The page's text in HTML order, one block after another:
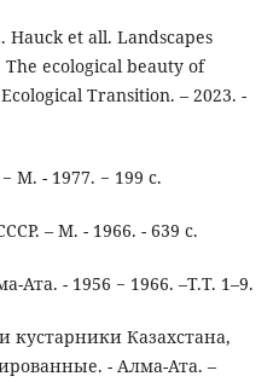
Hauck et all. Landscapes
ecological beauty of
Transition. – 2023. -
М. - 1977. − 199 с.
– М. - 1966. - 639 с.
Ата. - 1956 − 1966. –Т.Т. 1–9.
кустарники Казахстана,
- Алма-Ата. –